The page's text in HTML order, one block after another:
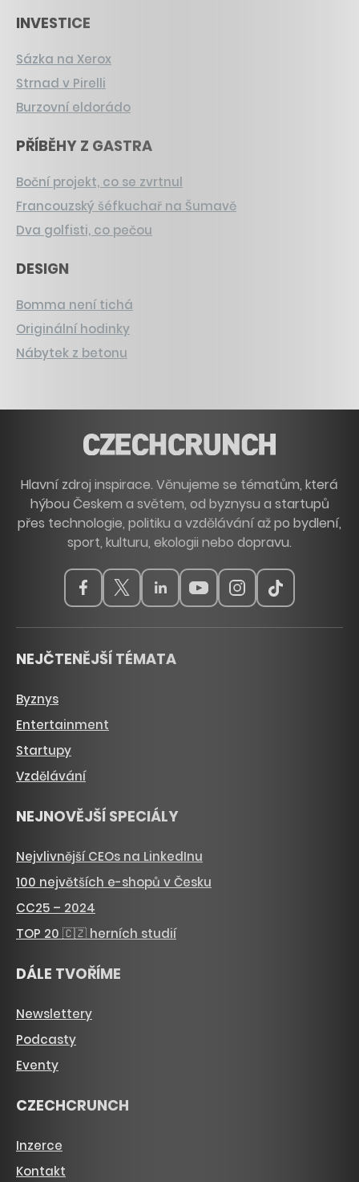
INVESTICE
Sázka na Xerox
Strnad v Pirelli
Burzovní eldorádo
PŘÍBĚHY Z GASTRA
Boční projekt, co se zvrtnul
Francouzský šéfkuchař na Šumavě
Dva golfisti, co pečou
DESIGN
Bomma není tichá
Originální hodinky
Nábytek z betonu
Hlavní zdroj inspirace. Věnujeme se tématům, která
hýbou Českem a světem, od byznysu a startupů
přes technologie, politiku a vzdělávání až po bydlení,
sport, kulturu, ekologii nebo dopravu.
NEJČTENĚJŠÍ TÉMATA
Byznys
Entertainment
Startupy
Vzdělávání
NEJNOVĚJŠÍ SPECIÁLY
Nejvlivnější CEOs na LinkedInu
100 největších e-shopů v Česku
CC25 – 2024
TOP 20 🇨🇿 herních studií
DÁLE TVOŘÍME
Newslettery
Podcasty
Eventy
CZECHCRUNCH
Inzerce
Kontakt